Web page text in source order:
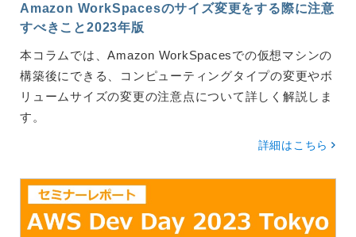
Amazon WorkSpacesのサイズ変更をする際に注意
すべきこと2023年版
本コラムでは、Amazon WorkSpacesでの仮想マシンの
構築後にできる、コンピューティングタイプの変更やボ
リュームサイズの変更の注意点について詳しく解説しま
す。
詳細はこちら